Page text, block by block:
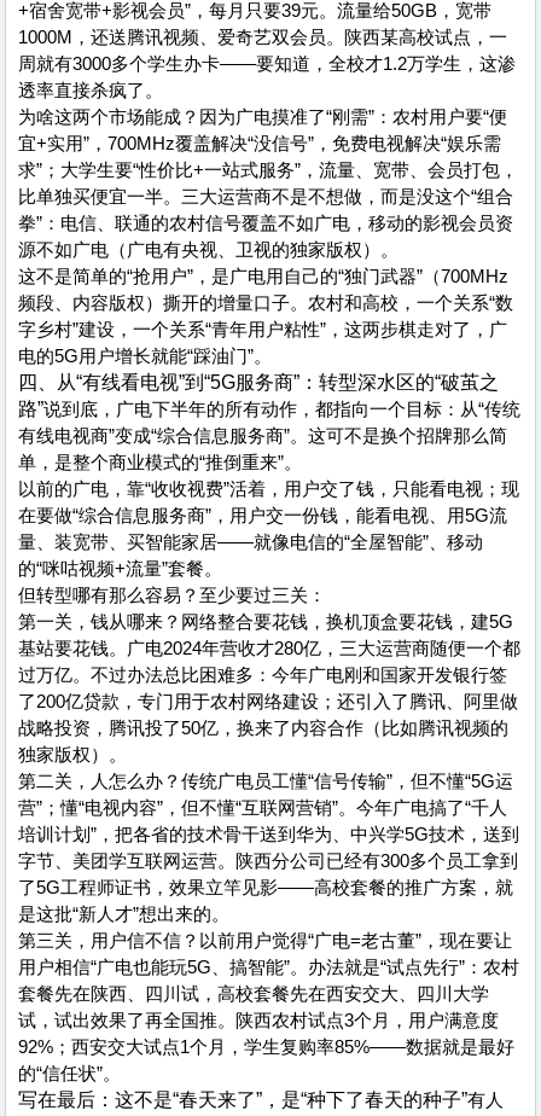
+宿舍宽带+影视会员”，每月只要39元。流量给50GB，宽带
1000M，还送腾讯视频、爱奇艺双会员。陕西某高校试点，一
周就有3000多个学生办卡——要知道，全校才1.2万学生，这渗
透率直接杀疯了。
为啥这两个市场能成？因为广电摸准了“刚需”：农村用户要“便
宜+实用”，700MHz覆盖解决“没信号”，免费电视解决“娱乐需
求”；大学生要“性价比+一站式服务”，流量、宽带、会员打包，
比单独买便宜一半。三大运营商不是不想做，而是没这个“组合
拳”：电信、联通的农村信号覆盖不如广电，移动的影视会员资
源不如广电（广电有央视、卫视的独家版权）。
这不是简单的“抢用户”，是广电用自己的“独门武器”（700MHz
频段、内容版权）撕开的增量口子。农村和高校，一个关系“数
字乡村”建设，一个关系“青年用户粘性”，这两步棋走对了，广
电的5G用户增长就能“踩油门”。
四、从“有线看电视”到“5G服务商”：转型深水区的“破茧之
路”说到底，广电下半年的所有动作，都指向一个目标：从“传统
有线电视商”变成“综合信息服务商”。这可不是换个招牌那么简
单，是整个商业模式的“推倒重来”。
以前的广电，靠“收收视费”活着，用户交了钱，只能看电视；现
在要做“综合信息服务商”，用户交一份钱，能看电视、用5G流
量、装宽带、买智能家居——就像电信的“全屋智能”、移动
的“咪咕视频+流量”套餐。
但转型哪有那么容易？至少要过三关：
第一关，钱从哪来？网络整合要花钱，换机顶盒要花钱，建5G
基站要花钱。广电2024年营收才280亿，三大运营商随便一个都
过万亿。不过办法总比困难多：今年广电刚和国家开发银行签
了200亿贷款，专门用于农村网络建设；还引入了腾讯、阿里做
战略投资，腾讯投了50亿，换来了内容合作（比如腾讯视频的
独家版权）。
第二关，人怎么办？传统广电员工懂“信号传输”，但不懂“5G运
营”；懂“电视内容”，但不懂“互联网营销”。今年广电搞了“千人
培训计划”，把各省的技术骨干送到华为、中兴学5G技术，送到
字节、美团学互联网运营。陕西分公司已经有300多个员工拿到
了5G工程师证书，效果立竿见影——高校套餐的推广方案，就
是这批“新人才”想出来的。
第三关，用户信不信？以前用户觉得“广电=老古董”，现在要让
用户相信“广电也能玩5G、搞智能”。办法就是“试点先行”：农村
套餐先在陕西、四川试，高校套餐先在西安交大、四川大学
试，试出效果了再全国推。陕西农村试点3个月，用户满意度
92%；西安交大试点1个月，学生复购率85%——数据就是最好
的“信任状”。
写在最后：这不是“春天来了”，是“种下了春天的种子”有人